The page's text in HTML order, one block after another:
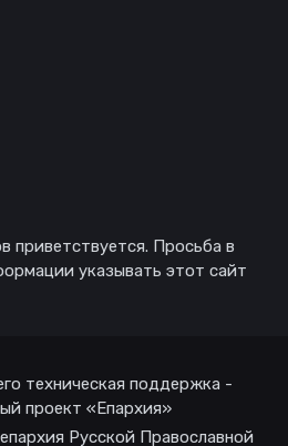
приветствуется. Просьба в
указывать этот сайт
техническая поддержка -
проект «Епархия»
Русской Православной